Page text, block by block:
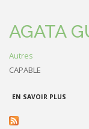
AGATA
Autres
CAPABLE
EN SAVOIR PLUS